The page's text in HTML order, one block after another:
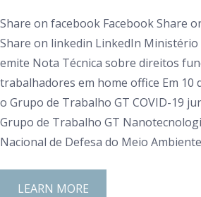
Share on facebook Facebook Share
Share on linkedin LinkedIn
emite Nota Técnica sobre direitos
trabalhadores em home office Em 10
o Grupo de Trabalho GT COVID-19
Grupo de Trabalho GT
Nacional de Defesa do Meio
LEARN MORE